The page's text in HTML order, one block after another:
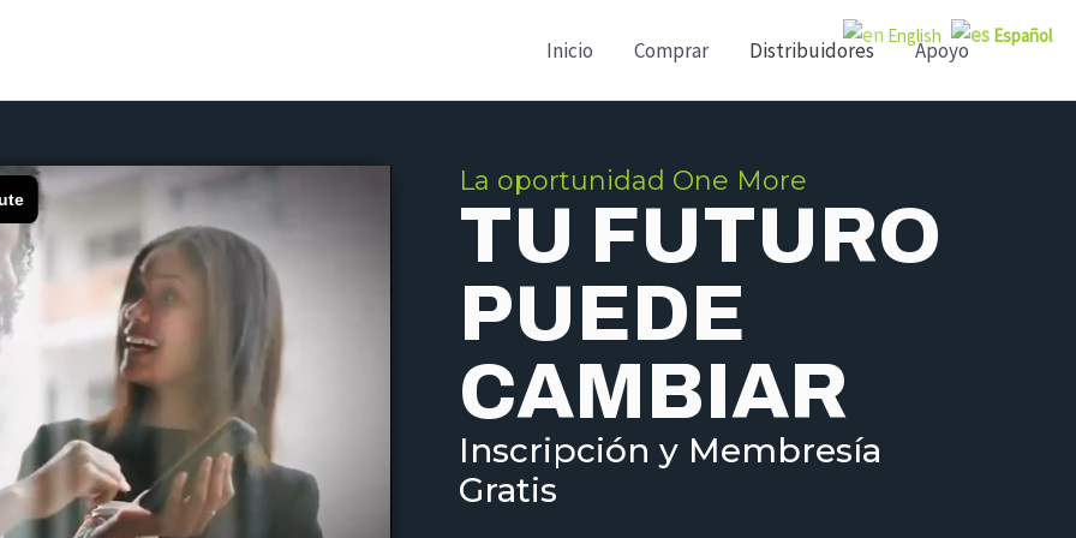
Inicio Comprar Distribuidores Apoyo
La oportunidad One More
TU FUTURO
PUEDE
CAMBIAR
Inscripción y Membresía
Gratis
English Español